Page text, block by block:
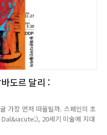
도르 달리 :
가장 먼저 떠올릴까. 스페인의 초
20세기 미술에 지대